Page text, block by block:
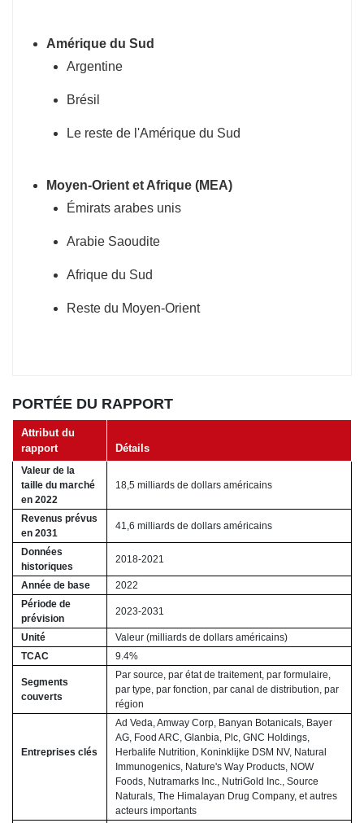
Amérique du Sud
Argentine
Brésil
Le reste de l'Amérique du Sud
Moyen-Orient et Afrique (MEA)
Émirats arabes unis
Arabie Saoudite
Afrique du Sud
Reste du Moyen-Orient
PORTÉE DU RAPPORT
Attribut du
rapport
Détails
Valeur de la
taille du marché
en 2022
18,5 milliards de dollars américains
Revenus prévus
en 2031
41,6 milliards de dollars américains
Données
historiques
2018-2021
Année de base
2022
Période de
prévision
2023-2031
Unité
Valeur (milliards de dollars américains)
TCAC
9.4%
Segments
couverts
Par source, par état de traitement, par formulaire,
par type, par fonction, par canal de distribution, par
région
Entreprises clés
Ad Veda, Amway Corp, Banyan Botanicals, Bayer
AG, Food ARC, Glanbia, Plc, GNC Holdings,
Herbalife Nutrition, Koninklijke DSM NV, Natural
Immunogenics, Nature's Way Products, NOW
Foods, Nutramarks Inc., NutriGold Inc., Source
Naturals, The Himalayan Drug Company, et autres
acteurs importants